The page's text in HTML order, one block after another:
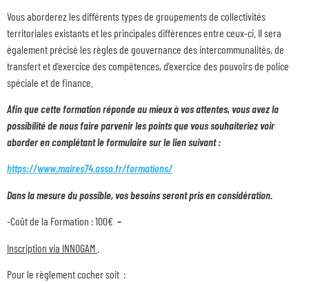
Vous aborderez les différents types de groupements de collectivités
territoriales existants et les principales différences entre ceux-ci. Il sera
également précisé les règles de gouvernance des intercommunalités, de
transfert et d’exercice des compétences, d’exercice des pouvoirs de police
spéciale et de finance.
Afin que cette formation réponde au mieux à vos attentes, vous avez la
possibilité de nous faire parvenir les points que vous souhaiteriez voir
aborder en complétant le formulaire sur le lien suivant :
https://www.maires74.asso.fr/formations/
Dans la mesure du possible, vos besoins seront pris en considération.
-Coût de la Formation : 100€ –
Inscription via INNOGAM
Pour le règlement cocher soit :